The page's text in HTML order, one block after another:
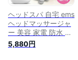
ヘッドスパ 自宅 ems
ヘッドマッサージャ
ー 美容 家電 防水 ヘ
ッドマッサージ器 頭
皮ケア ヘッドマッサ
5,880円